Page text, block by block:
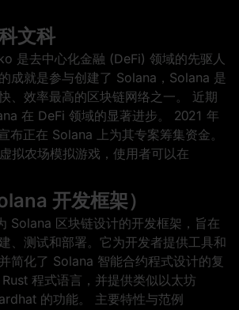
文科
是去中心化金融 (DeFi) 领域的先驱人
成就是参与创建了 Solana，Solana 是
、效率最高的区块链网络之一。 近期
在 DeFi 领域的显著进步。 2021 年
布正在 Solana 上为其专案筹集资金。
拟农场模拟游戏，使用者可以在
开发框架）
Solana 区块链设计的开发框架，旨在
、测试和部署。它为开发者提供工具和
简化了 Solana 智能合约程式设计的复
程式语言，并提供类似以太坊
的功能。 主要特性与范例